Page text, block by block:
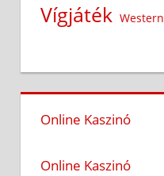
Vígjáték Western
Online Kaszinó
Online Kaszinó